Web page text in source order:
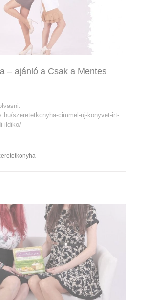
– ajánló a Csak a Mentes
szeretetkonyha-cimmel-uj-konyvet-irt-
ildiko/